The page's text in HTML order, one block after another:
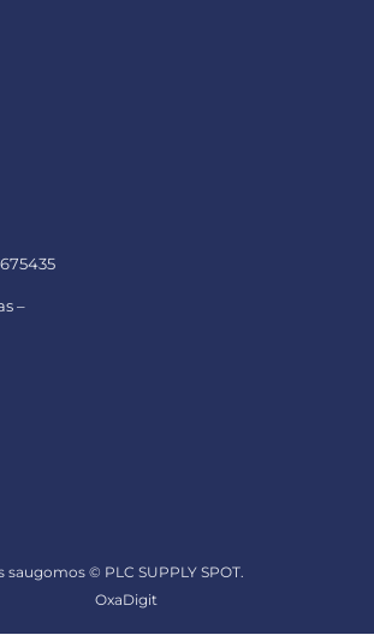
–
saugomos © PLC SUPPLY SPOT.
OxaDigit